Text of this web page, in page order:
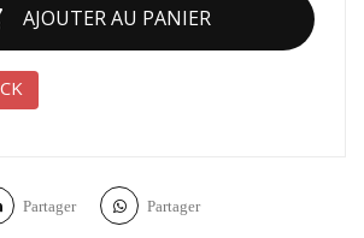
AJOUTER AU PANIER
Partager Partager